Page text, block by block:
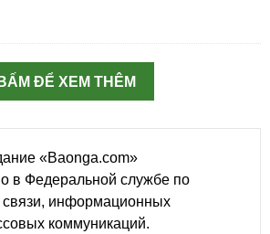
BẤM ĐỂ XEM THÊM
«Baonga.com»
в Федеральной службе по
связи, информационных
коммуникаций.